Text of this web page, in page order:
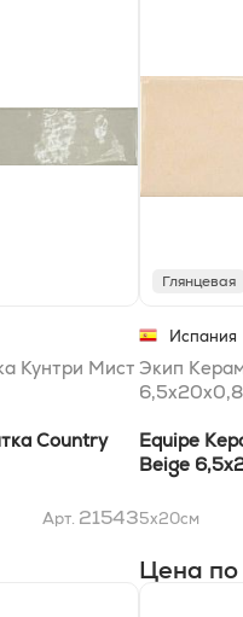
Кунтри Мист
Country
Арт. 21543
Глянцевая
Испания
Экип
Equipe
Beige
5x20см
Цена по